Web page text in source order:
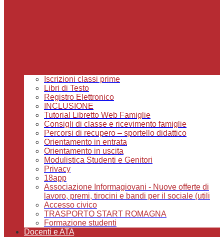
Iscrizioni classi prime
Libri di Testo
Registro Elettronico
INCLUSIONE
Tutorial Libretto Web Famiglie
Consigli di classe e ricevimento famiglie
Percorsi di recupero – sportello didattico
Orientamento in entrata
Orientamento in uscita
Modulistica Studenti e Genitori
Privacy
18app
Associazione Informagiovani - Nuove offerte di
lavoro, premi, tirocini e bandi per il sociale (utili
Accesso civico
TRASPORTO START ROMAGNA
Formazione studenti
Docenti e ATA